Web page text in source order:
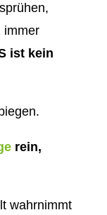
immer
ist kein
rein,
wahrnimmt